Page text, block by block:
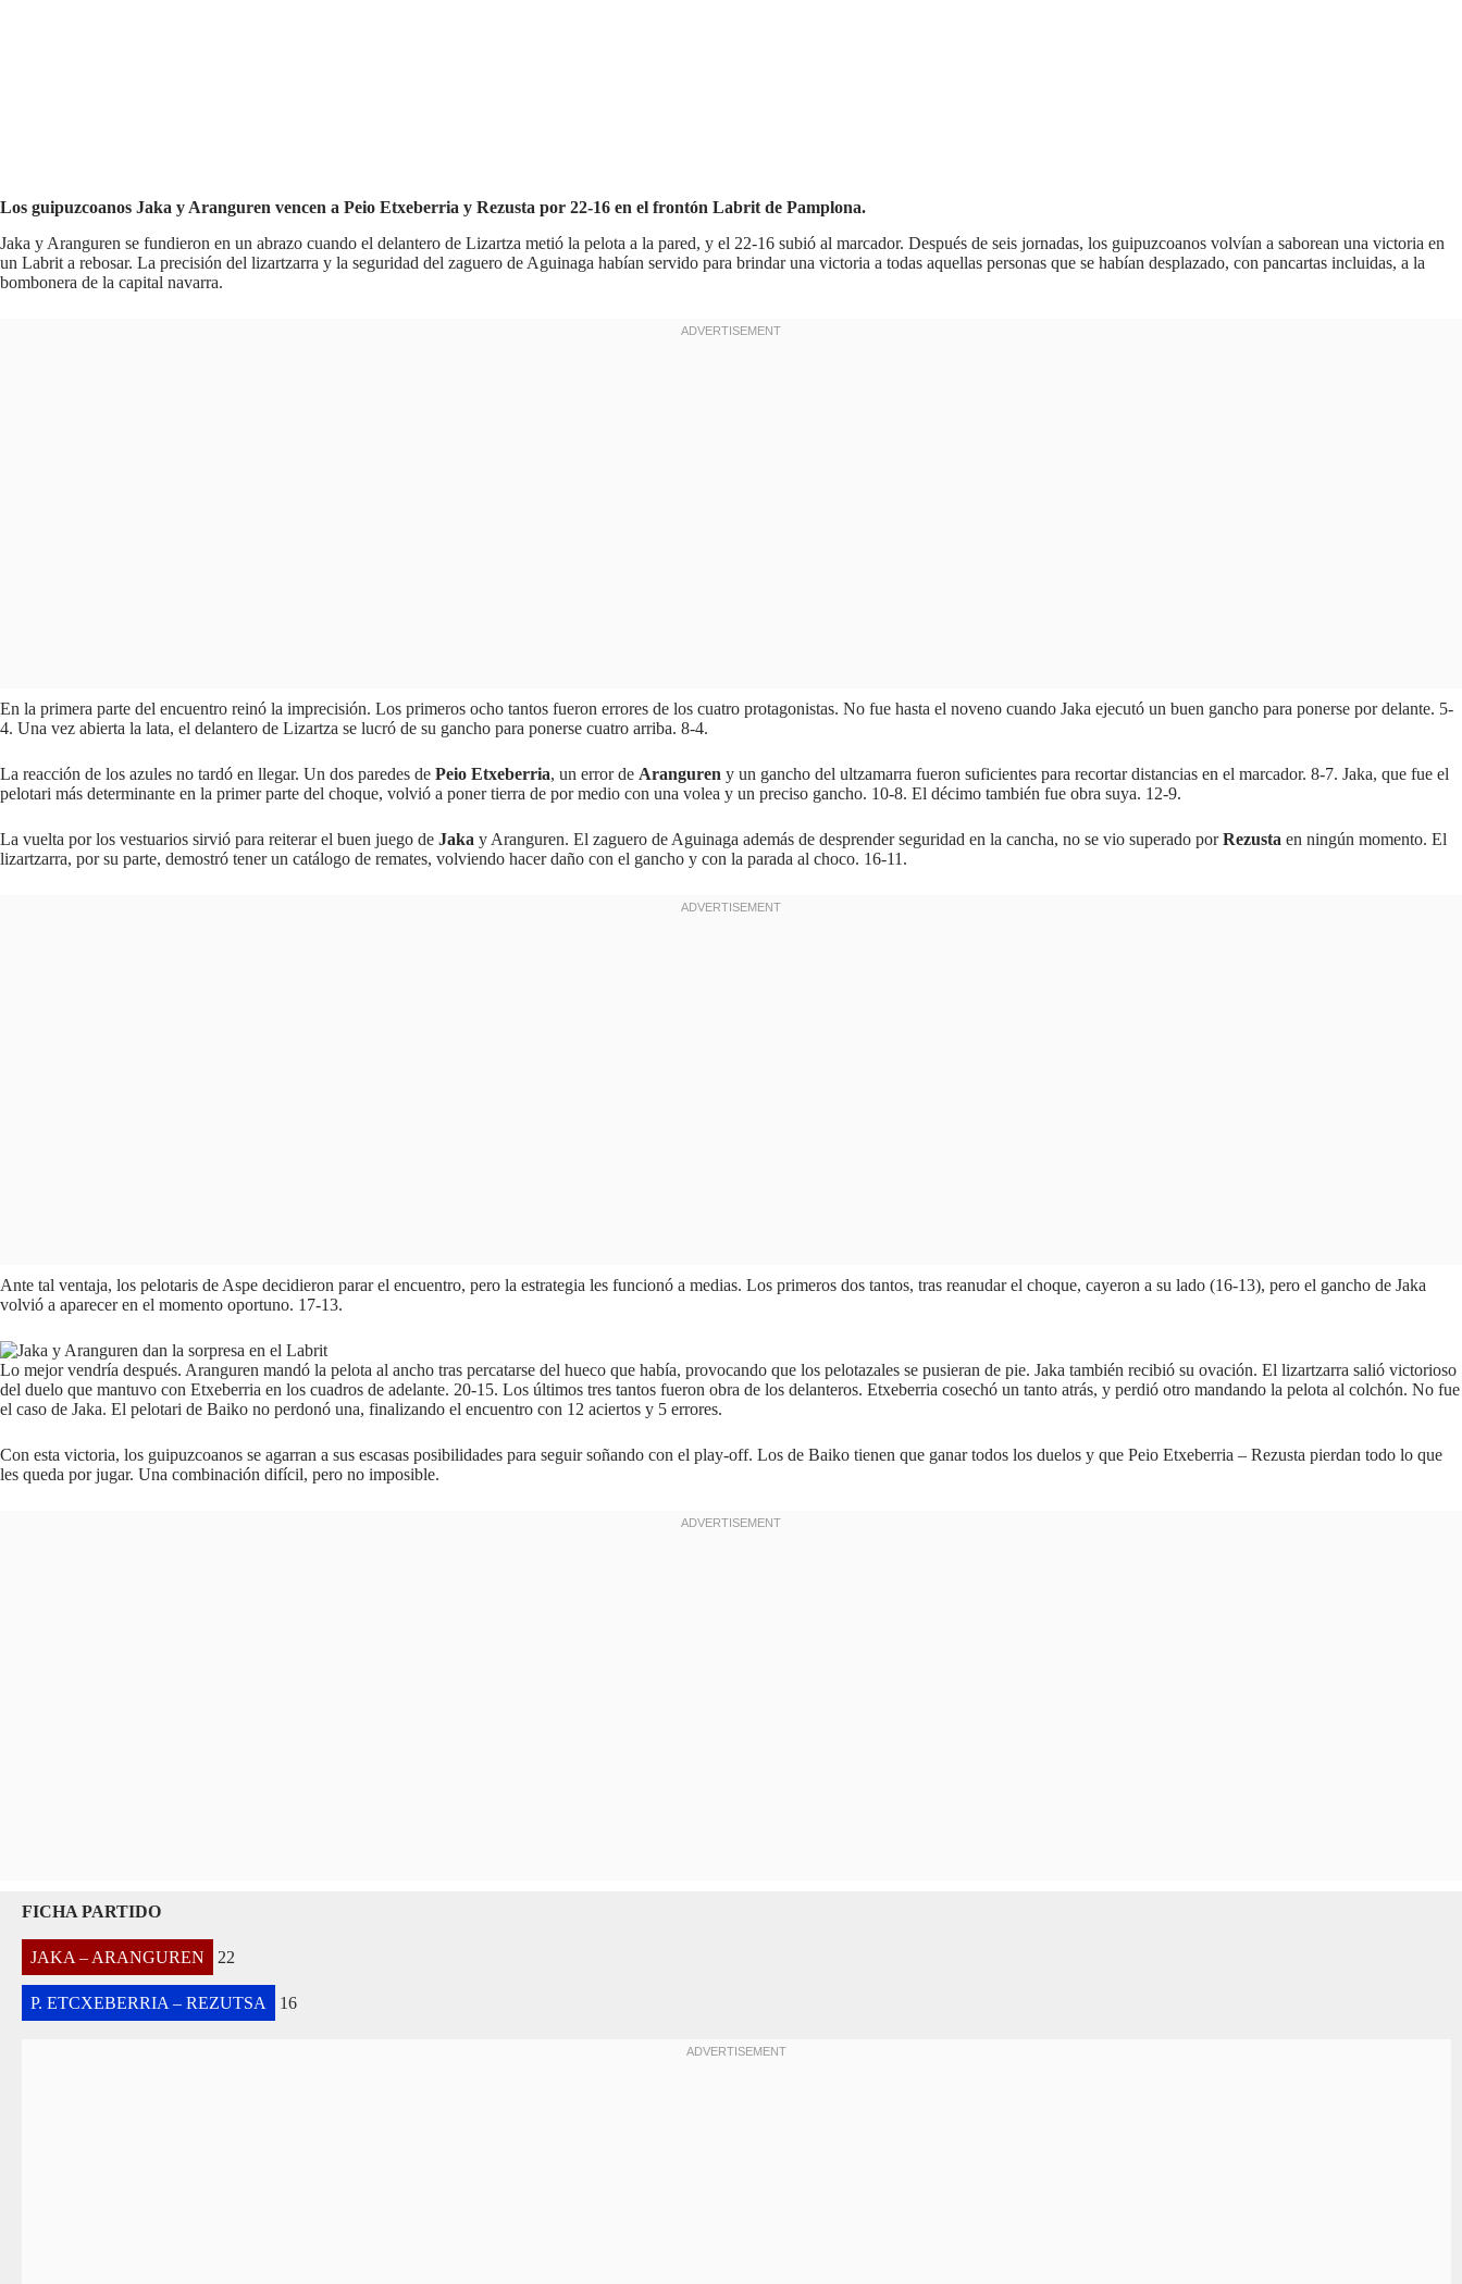
Los guipuzcoanos Jaka y Aranguren vencen a Peio Etxeberria y Rezusta por 22-16 en el frontón Labrit de Pamplona.
Jaka y Aranguren se fundieron en un abrazo cuando el delantero de Lizartza metió la pelota a la pared, y el 22-16 subió al marcador. Después de seis jornadas, los guipuzcoanos volvían a saborean una victoria en
un Labrit a rebosar. La precisión del lizartzarra y la seguridad del zaguero de Aguinaga habían servido para brindar una victoria a todas aquellas personas que se habían desplazado, con pancartas incluidas, a la
bombonera de la capital navarra.
En la primera parte del encuentro reinó la imprecisión. Los primeros ocho tantos fueron errores de los cuatro protagonistas. No fue hasta el noveno cuando Jaka ejecutó un buen gancho para ponerse por delante. 5-
4. Una vez abierta la lata, el delantero de Lizartza se lucró de su gancho para ponerse cuatro arriba. 8-4.
La reacción de los azules no tardó en llegar. Un dos paredes de Peio Etxeberria, un error de Aranguren y un gancho del ultzamarra fueron suficientes para recortar distancias en el marcador. 8-7. Jaka, que fue el
pelotari más determinante en la primer parte del choque, volvió a poner tierra de por medio con una volea y un preciso gancho. 10-8. El décimo también fue obra suya. 12-9.
La vuelta por los vestuarios sirvió para reiterar el buen juego de Jaka y Aranguren. El zaguero de Aguinaga además de desprender seguridad en la cancha, no se vio superado porRezusta en ningún momento. El
lizartzarra, por su parte, demostró tener un catálogo de remates, volviendo hacer daño con el gancho y con la parada al choco. 16-11.
Ante tal ventaja, los pelotaris de Aspe decidieron parar el encuentro, pero la estrategia les funcionó a medias. Los primeros dos tantos, tras reanudar el choque, cayeron a su lado (16-13), pero el gancho de Jaka
volvió a aparecer en el momento oportuno. 17-13.
Lo mejor vendría después. Aranguren mandó la pelota al ancho tras percatarse del hueco que había, provocando que los pelotazales se pusieran de pie. Jaka también recibió su ovación. El lizartzarra salió victorioso
del duelo que mantuvo con Etxeberria en los cuadros de adelante. 20-15. Los últimos tres tantos fueron obra de los delanteros. Etxeberria cosechó un tanto atrás, y perdió otro mandando la pelota al colchón. No fue
el caso de Jaka. El pelotari de Baiko no perdonó una, finalizando el encuentro con 12 aciertos y 5 errores.
Con esta victoria, los guipuzcoanos se agarran a sus escasas posibilidades para seguir soñando con el play-off. Los de Baiko tienen que ganar todos los duelos y que​ Peio Etxeberria – Rezusta pierdan todo lo que
les queda por jugar. Una combinación difícil, pero no imposible.
FICHA PARTIDO
JAKA – ARANGUREN 22
P. ETCXEBERRIA – REZUTSA 16